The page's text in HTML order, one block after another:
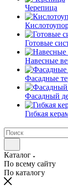
Черепица
Готовые
Навесные
Фасадные
Фасадный
Гибкая
Каталог
По всему сайту
По каталогу